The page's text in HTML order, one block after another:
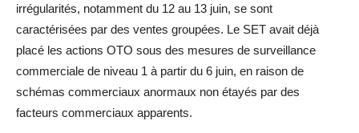
irrégularités, notamment du 12 au 13 juin, se sont
caractérisées par des ventes groupées. Le SET avait déjà
placé les actions OTO sous des mesures de surveillance
commerciale de niveau 1 à partir du 6 juin, en raison de
schémas commerciaux anormaux non étayés par des
facteurs commerciaux apparents.